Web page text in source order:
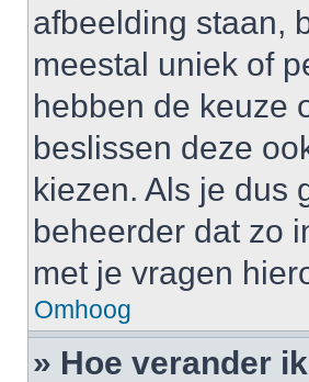
afbeelding staan,
meestal uniek of
hebben de keuze
beslissen deze
kiezen. Als je dus
beheerder dat zo
met je vragen
Omhoog
» Hoe verander